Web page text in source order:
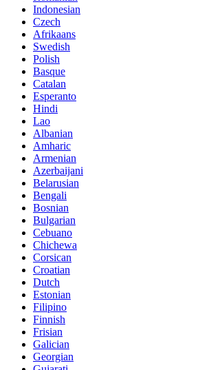
Indonesian
Czech
Afrikaans
Swedish
Polish
Basque
Catalan
Esperanto
Hindi
Lao
Albanian
Amharic
Armenian
Azerbaijani
Belarusian
Bengali
Bosnian
Bulgarian
Cebuano
Chichewa
Corsican
Croatian
Dutch
Estonian
Filipino
Finnish
Frisian
Galician
Georgian